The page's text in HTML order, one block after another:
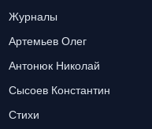
Журналы
Артемьев Олег
Антонюк Николай
Сысоев Константин
Стихи